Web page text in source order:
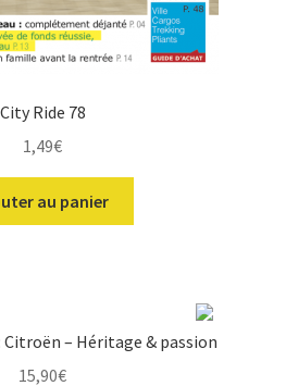
City Ride 78
1,49€
au panier
Citroën – Héritage & passion
15,90€